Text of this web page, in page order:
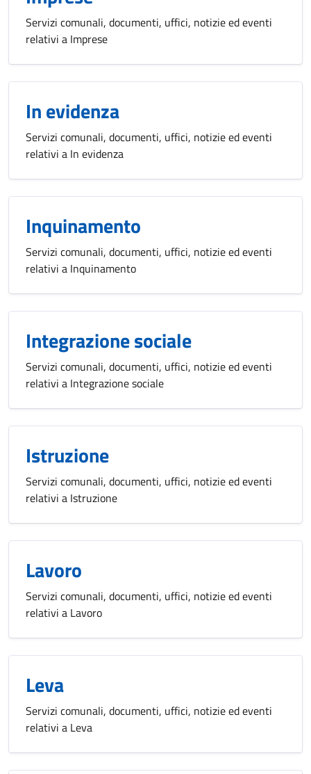
Servizi comunali, documenti, uffici, notizie ed eventi
relativi a Imprese
In evidenza
Servizi comunali, documenti, uffici, notizie ed eventi
relativi a In evidenza
Inquinamento
Servizi comunali, documenti, uffici, notizie ed eventi
relativi a Inquinamento
Integrazione sociale
Servizi comunali, documenti, uffici, notizie ed eventi
relativi a Integrazione sociale
Istruzione
Servizi comunali, documenti, uffici, notizie ed eventi
relativi a Istruzione
Lavoro
Servizi comunali, documenti, uffici, notizie ed eventi
relativi a Lavoro
Leva
Servizi comunali, documenti, uffici, notizie ed eventi
relativi a Leva